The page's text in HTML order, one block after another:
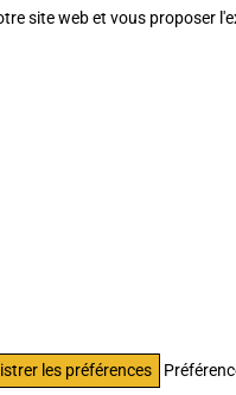
site web et vous proposer
les préférences